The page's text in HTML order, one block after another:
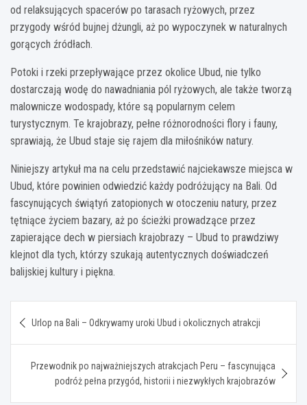
od relaksujących spacerów po tarasach ryżowych, przez
przygody wśród bujnej dżungli, aż po wypoczynek w naturalnych
gorących źródłach.
Potoki i rzeki przepływające przez okolice Ubud, nie tylko
dostarczają wodę do nawadniania pól ryżowych, ale także tworzą
malownicze wodospady, które są popularnym celem
turystycznym. Te krajobrazy, pełne różnorodności flory i fauny,
sprawiają, że Ubud staje się rajem dla miłośników natury.
Niniejszy artykuł ma na celu przedstawić najciekawsze miejsca w
Ubud, które powinien odwiedzić każdy podróżujący na Bali. Od
fascynujących świątyń zatopionych w otoczeniu natury, przez
tętniące życiem bazary, aż po ścieżki prowadzące przez
zapierające dech w piersiach krajobrazy – Ubud to prawdziwy
klejnot dla tych, którzy szukają autentycznych doświadczeń
balijskiej kultury i piękna.
wpisu
Urlop na Bali – Odkrywamy uroki Ubud i okolicznych atrakcji
Przewodnik po najważniejszych atrakcjach Peru – fascynująca
podróż pełna przygód, historii i niezwykłych krajobrazów